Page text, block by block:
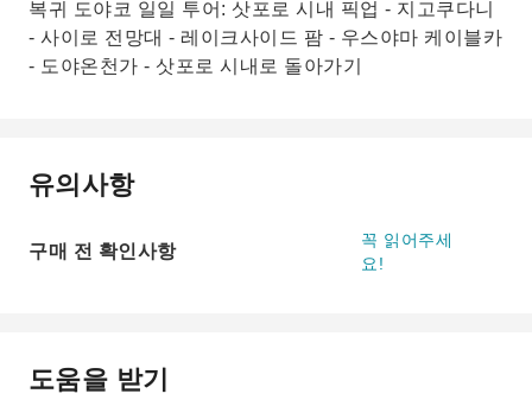
복귀 도야코 일일 투어: 삿포로 시내 픽업 - 지고쿠다니
- 사이로 전망대 - 레이크사이드 팜 - 우스야마 케이블카
- 도야온천가 - 삿포로 시내로 돌아가기
유의사항
구매 전 확인사항
꼭 읽어주세
요!
도움을 받기